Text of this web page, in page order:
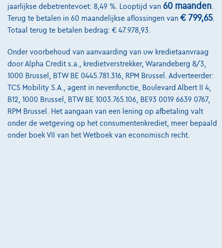
Opel Astra Sports Tourer1.2 turbo gs 130
€20.999 1
Vanaf€317,08/maandmet een laatste maandaflossing
van€6.616,78
Ontdek het volledige cijfervoorbeeld
Cardoen.be
jaarlijkse debetrentevoet: 8,49 %. Looptijd van 60 maanden
Terug te betalen in 60 maandelijkse aflossingen van € 799,65.
Totaal terug te betalen bedrag: € 47.978,93.
Onder voorbehoud van aanvaarding van uw kredietaanvraag
door Alpha Credit s.a., kredietverstrekker, Warandeberg 8/3,
1000 Brussel, BTW BE 0445.781.316, RPM Brussel. Adverteerder:
TCS Mobility S.A., agent in nevenfunctie, Boulevard Albert II 4,
B12, 1000 Brussel, BTW BE 1003.765.106, BE93 0019 6639 0767,
RPM Brussel. Het aangaan van een lening op afbetaling valt
onder de wetgeving op het consumentenkrediet, meer bepaald
onder boek VII van het Wetboek van economisch recht.